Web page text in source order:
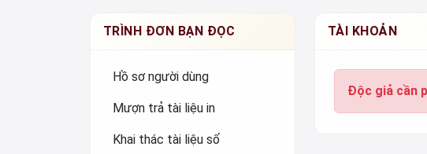
TRÌNH ĐƠN BẠN ĐỌC
Hồ sơ người dùng
Mượn trả tài liệu in
Khai thác tài liệu số
TÀI KHOẢN
Độc giả cần